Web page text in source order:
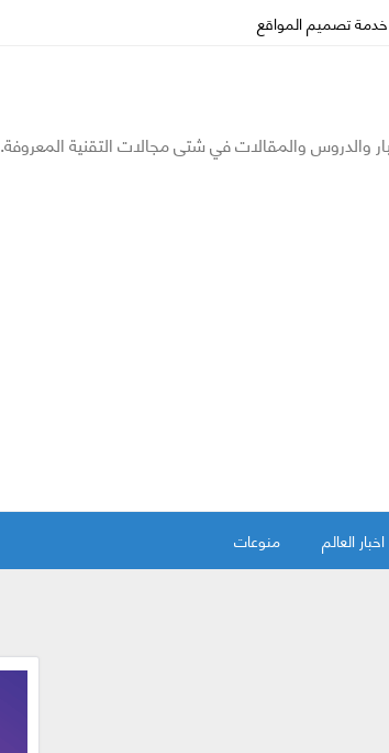
خدمة تصميم المواقع
والدروس والمقالات في شتى مجالات التقنية المعروفة.
اخبار العالم منوعات